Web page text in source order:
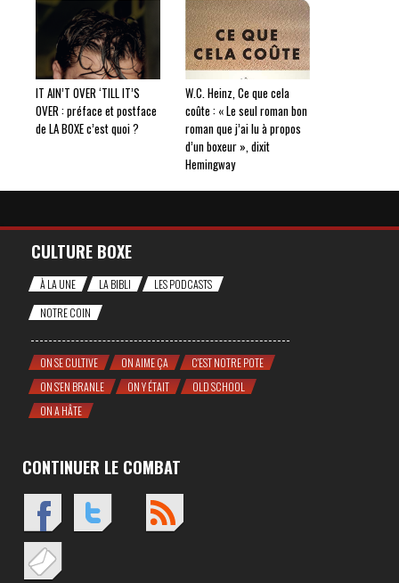
IT AIN’T OVER ‘TILL IT’S
OVER : préface et postface
de LA BOXE c’est quoi ?
W.C. Heinz, Ce que cela
coûte : « Le seul roman bon
roman que j’ai lu à propos
d’un boxeur », dixit
Hemingway
CULTURE BOXE
À LA UNE LA BIBLI
LES PODCASTS
NOTRE COIN
ON SE CULTIVE ON AIME ÇA
C'EST NOTRE POTE
ON S'EN BRANLE
ON Y ÉTAIT
OLD SCHOOL
ON A HÂTE
CONTINUER LE COMBAT